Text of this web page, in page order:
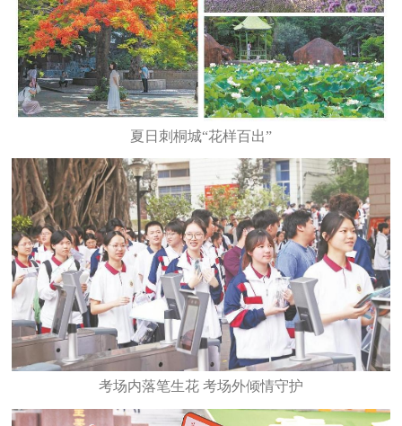
夏日刺桐城“花样百出”
考场内落笔生花 考场外倾情守护